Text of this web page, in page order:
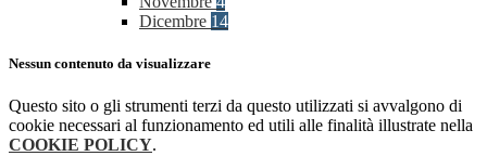
Dicembre 14
Nessun contenuto da visualizzare
Questo sito o gli strumenti terzi da questo utilizzati si avvalgono di
cookie necessari al funzionamento ed utili alle finalità illustrate nella
COOKIE POLICY.